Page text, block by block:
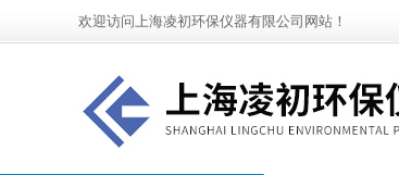
欢迎访问上海凌初环保仪器有限公司网站！